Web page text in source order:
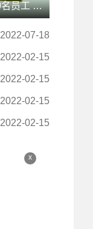
特斯拉柏林超级工厂已有约5000名员工 未来几月仍计划大量招人
2022-07-18
2022-02-15
2022-02-15
2022-02-15
2022-02-15
x